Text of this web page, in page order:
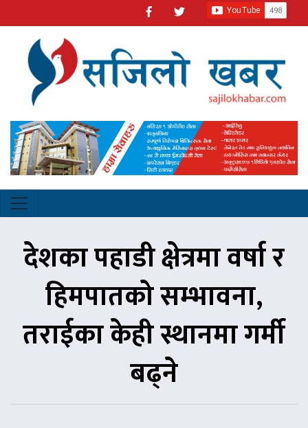
देशका पहाडी क्षेत्रमा वर्षा र
हिमपातको सम्भावना,
तराईका केही स्थानमा गर्मी
बढ्ने